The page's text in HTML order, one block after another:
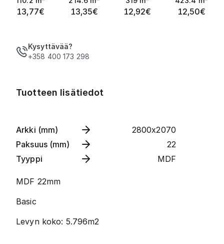
13,77€ 13,35€ 12,92€ 12,50€
Kysyttävää?
+358 400 173 298
Tuotteen lisätiedot
Arkki (mm)
2800x2070
Paksuus (mm)
22
Tyyppi
MDF
MDF 22mm
Basic
Levyn koko: 5.796m2